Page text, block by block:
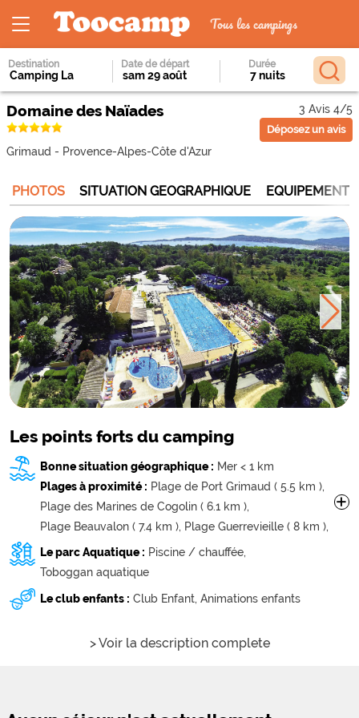
Tous les campings
Destination Date de départ Durée
Domaine des Naïades
Grimaud - Provence-Alpes-Côte d'Azur
3 Avis 4/5
Déposez un avis
PHOTOS SITUATION GEOGRAPHIQUE
Les points forts du camping
Bonne situation géographique : Mer < 1 km
Plages à proximité : Plage de Port Grimaud ( 5.5 km ),
Plage des Marines de Cogolin ( 6.1 km ),
Plage Beauvalon ( 7.4 km ), Plage Guerrevieille ( 8 km ),
Plage de la Tour ( 8.3 km ), Plage des Cigales ( 8.7 km ),
Plage de la Bouillabaisse ( 8.7 km ),
Aloha Beach ( 9.5 km ), Plage de la Marina Viva ( 9.6 km ),
Plage des Trois Pins ( 9.8 km ),
+
Le parc Aquatique : Piscine / chauffée,
Toboggan aquatique
Le club enfants : Club Enfant, Animations enfants
> Voir la description complete